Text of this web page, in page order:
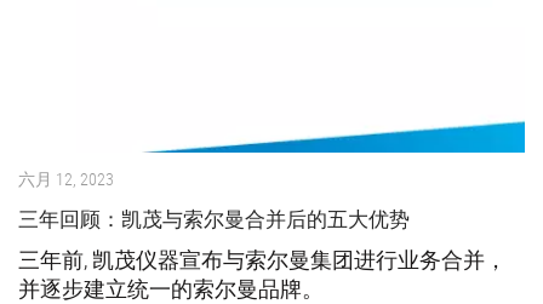
六月 12, 2023
三年回顾：凯茂与索尔曼合并后的五大优势
三年前, 凯茂仪器宣布与索尔曼集团进行业务合并，
并逐步建立统一的索尔曼品牌。